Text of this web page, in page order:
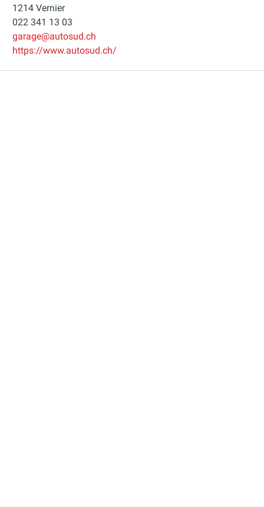
1214 Vernier
022 341 13 03
garage@autosud.ch
https://www.autosud.ch/